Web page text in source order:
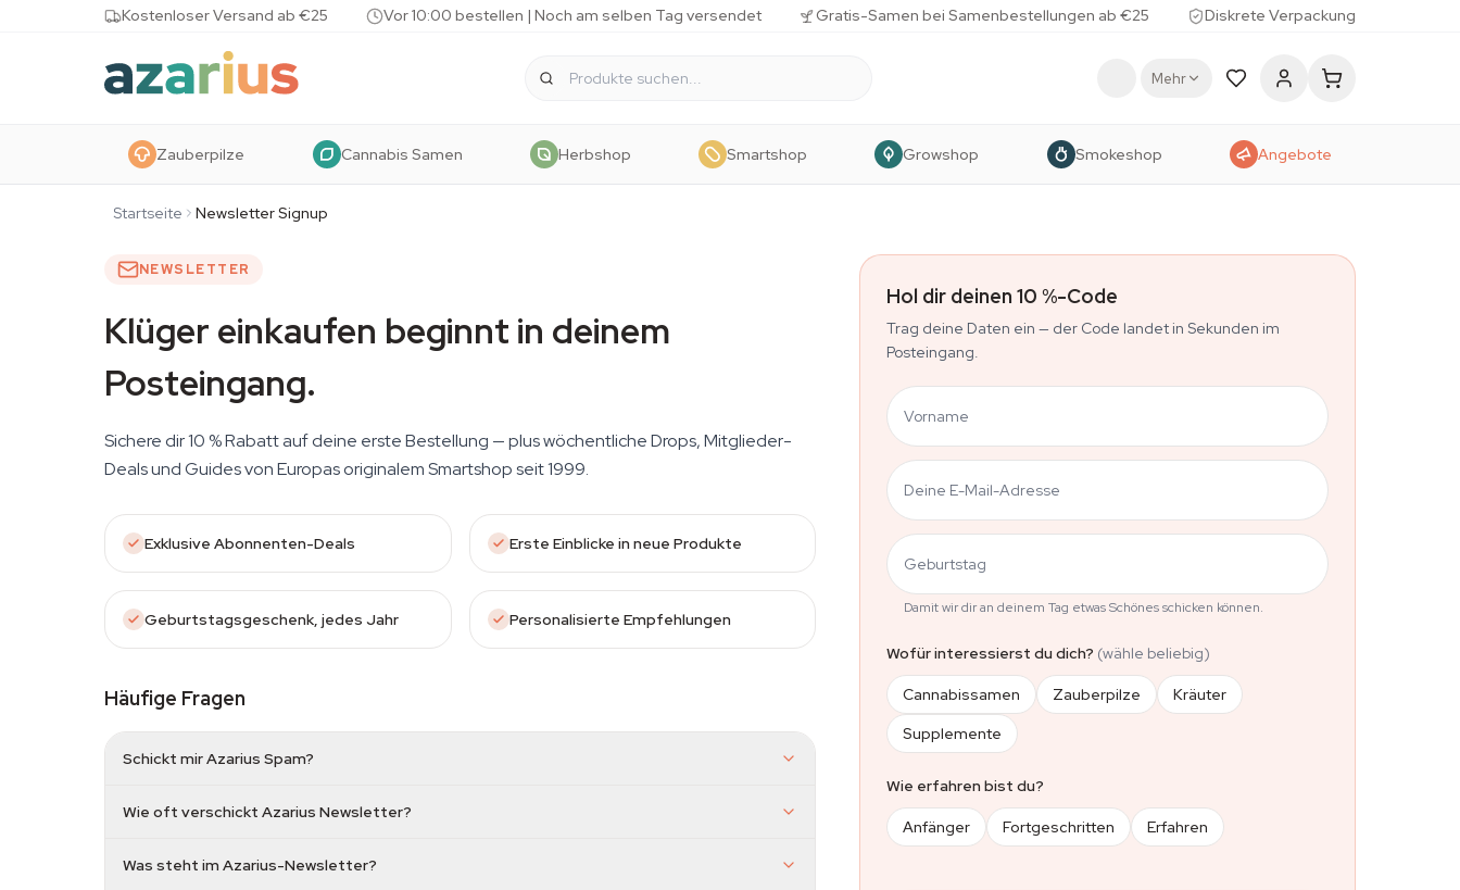
Skip to contentKostenloser Versand ab €25 Vor 10:00 bestellen | Noch am selben Tag versendet Gratis-Samen bei Samenbestellungen ab €25 Diskrete Verpackung
Mehr
Zauberpilze Cannabis Samen Herbshop Smartshop Growshop Smokeshop Angebote
Startseite Newsletter Signup
NEWSLETTER
Klüger einkaufen beginnt in deinem
Posteingang.
Sichere dir 10 % Rabatt auf deine erste Bestellung — plus wöchentliche Drops, Mitglieder-
Deals und Guides von Europas originalem Smartshop seit 1999.
Exklusive Abonnenten-Deals Erste Einblicke in neue Produkte
Geburtstagsgeschenk, jedes Jahr Personalisierte Empfehlungen
Häufige Fragen
Schickt mir Azarius Spam?
Wie oft verschickt Azarius Newsletter?
Was steht im Azarius-Newsletter?
Hol dir deinen 10 %-Code
Trag deine Daten ein — der Code landet in Sekunden im
Posteingang.
Vorname
Deine E-Mail-Adresse
Geburtstag
Damit wir dir an deinem Tag etwas Schönes schicken können.
Wofür interessierst du dich? (wähle beliebig)
Cannabissamen Zauberpilze
Kräuter
Supplemente
Wie erfahren bist du?
Anfänger Fortgeschritten Erfahren